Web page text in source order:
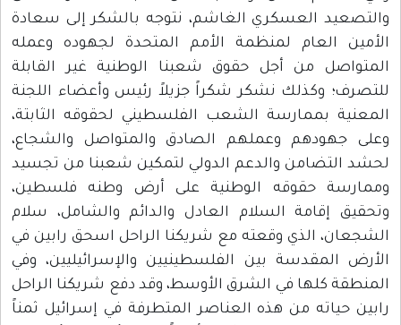
والتصعيد العسكري الغاشم، نتوجه بالشكر إلى سعادة
الأمين العام لمنظمة الأمم المتحدة لجهوده وعمله
المتواصل من أجل حقوق شعبنا الوطنية غير القابلة
للتصرف؛ وكذلك نشكر شكراً جزيلاً رئيس وأعضاء اللجنة
المعنية بممارسة الشعب الفلسطيني لحقوقه الثابتة،
وعلى جهودهم وعملهم الصادق والمتواصل والشجاع،
لحشد التضامن والدعم الدولي لتمكين شعبنا من تجسيد
وممارسة حقوقه الوطنية على أرض وطنه فلسطين،
وتحقيق إقامة السلام العادل والدائم والشامل، سلام
الشجعان، الذي وقعته مع شريكنا الراحل اسحق رابين في
الأرض المقدسة بين الفلسطينيين والإسرائيليين، وفي
المنطقة كلها في الشرق الأوسط، وقد دفع شريكنا الراحل
رابين حياته من هذه العناصر المتطرفة في إسرائيل ثمناً